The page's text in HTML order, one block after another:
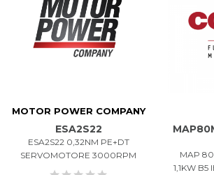
MOTOR POWER COMPANY
ESA2S22
ESA2S22 0,32NM PE+DT
SERVOMOTORE 3000RPM
MAP
1,1KW